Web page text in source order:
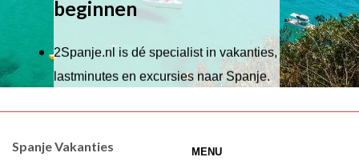
beginnen
2Spanje.nl is dé specialist in vakanties,
lastminutes en excursies naar Spanje.
Wij hebben een breed scala aan
of je nu wilt relaxen op het strand,
Spanje Vakanties MENU